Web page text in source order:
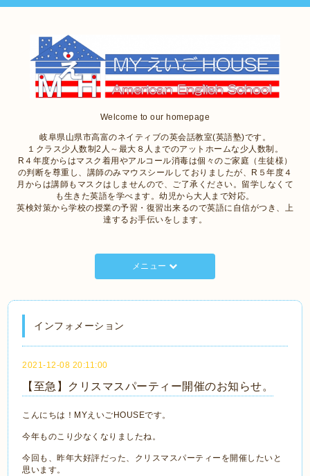
Welcome to our homepage
岐阜県山県市高富のネイティブの英会話教室(英語塾)です。
１クラス少人数制2人～最大８人までのアットホームな少人数制。
R４年度からはマスク着用やアルコール消毒は個々のご家庭（生徒様）
の判断を尊重し、講師のみマウスシールしておりましたが、R５年度４
月からは講師もマスクはしませんので、ご了承ください。留学しなくて
も生きた英語を学べます。幼児から大人まで対応。
英検対策から学校の授業の予習・復習出来るので英語に自信がつき、上
達するお手伝いをします。
メニュー
インフォメーション
2021-12-08 20:11:00
【至急】クリスマスパーティー開催のお知らせ。
こんにちは！MYえいごHOUSEです。
今年ものこり少なくなりましたね。
今回も、昨年大好評だった、クリスマスパーティーを開催したいと
思います。